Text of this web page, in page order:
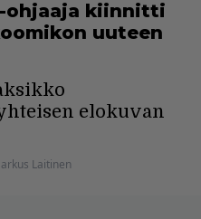
ohjaaja kiinnitti
uuteen
elokuvan
Laitinen